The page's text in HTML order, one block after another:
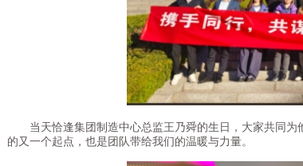
当天恰逢集团制造中心总监王乃舜的生日，大家共同为
的又一个起点，也是团队带给我们的温暖与力量。